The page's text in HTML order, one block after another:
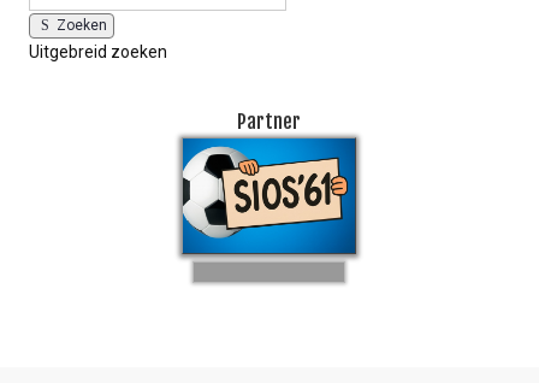
Zoeken
Uitgebreid zoeken
Partner